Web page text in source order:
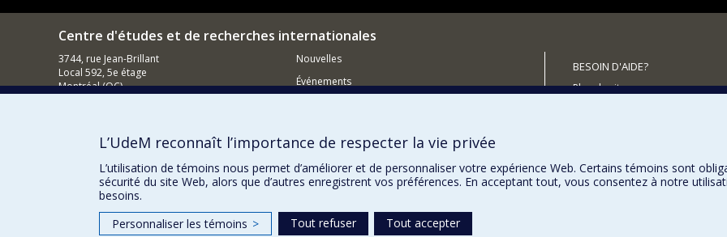
Centre d'études et de recherches internationales
3744, rue Jean-Brillant
Local 592, 5e étage
Montréal (QC)
Contacter un membre de notre équipe
Courriel général
Nouvelles
Événements
BESOIN D'AIDE?
Plan du site
L’UdeM reconnaît l’importance de respecter la vie privée
L’utilisation de témoins nous permet d’améliorer et de personnaliser votre expérience Web. Certains témoins sont
sécurité du site Web, alors que d’autres enregistrent vos préférences. En acceptant tout, vous consentez à notre
besoins.
Personnaliser les témoins > Tout refuser Tout accepter